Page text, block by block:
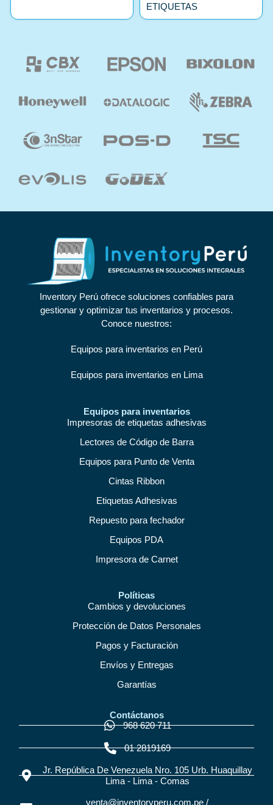
ETIQUETAS
Inventory Perú ofrece soluciones confiables para
gestionar y optimizar tus inventarios y procesos.
Conoce nuestros:
Equipos para inventarios en Perú
Equipos para inventarios en Lima
Equipos para inventarios
Impresoras de etiquetas adhesivas
Lectores de Código de Barra
Equipos para Punto de Venta
Cintas Ribbon
Etiquetas Adhesivas
Repuesto para fechador
Equipos PDA
Impresora de Carnet
Políticas
Cambios y devoluciones
Protección de Datos Personales
Pagos y Facturación
Envíos y Entregas
Garantías
Contáctanos
968 620 711
01 2819169
Jr. República De Venezuela Nro. 105 Urb. Huaquillay
Lima - Lima - Comas
venta@inventoryperu.com.pe /